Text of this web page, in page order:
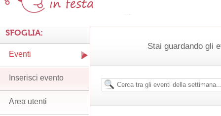
Stai guardando gli
SFOGLIA:
Eventi
Inserisci evento
Area utenti